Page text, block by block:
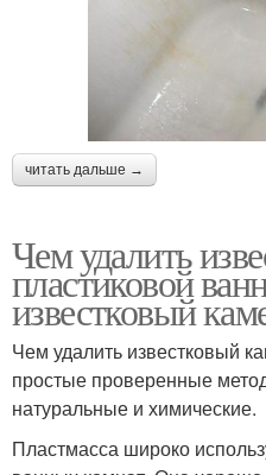
читать дальше →
Чем удалить
пластиковой
известковый
Чем удалить известковый
простые проверенные
натуральные и химические.
Пластмасса широко